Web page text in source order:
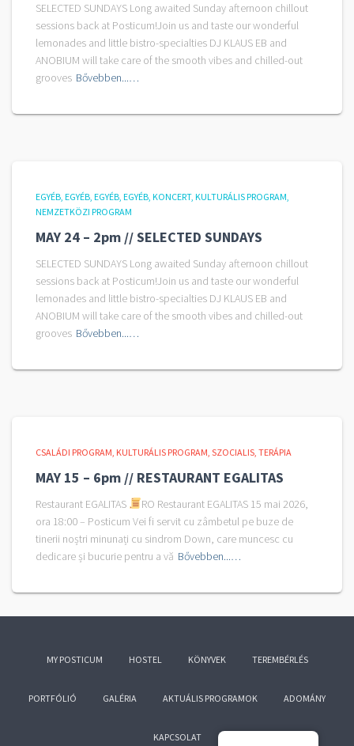
SELECTED SUNDAYS Long awaited Sunday afternoon chillout
sessions back at Posticum!Join us and taste our wonderful
lemonades and little bistro-specialties DJ KLAUS EB and
ANOBIUM will take care of the smooth vibes and chilled-out
grooves Bővebben...…
EGYÉB EGYÉB EGYÉB EGYÉB KONCERT KULTURÁLIS PROGRAM
NEMZETKÖZI PROGRAM
MAY 24 – 2pm // SELECTED SUNDAYS
SELECTED SUNDAYS Long awaited Sunday afternoon chillout
sessions back at Posticum!Join us and taste our wonderful
lemonades and little bistro-specialties DJ KLAUS EB and
ANOBIUM will take care of the smooth vibes and chilled-out
grooves Bővebben...…
CSALÁDI PROGRAM KULTURÁLIS PROGRAM SZOCIALIS TERÁPIA
MAY 15 – 6pm // RESTAURANT EGALITAS
Restaurant EGALITAS
RO Restaurant EGALITAS 15 mai 2026,
ora 18:00 – Posticum Vei fi servit cu zâmbetul pe buze de
tinerii noștri minunați cu sindrom Down, care muncesc cu
dedicare și bucurie pentru a vă Bővebben...…
MY POSTICUM HOSTEL KÖNYVEK TEREMBÉRLÉS
PORTFÓLIÓ GALÉRIA AKTUÁLIS PROGRAMOK ADOMÁNY
KAPCSOLAT